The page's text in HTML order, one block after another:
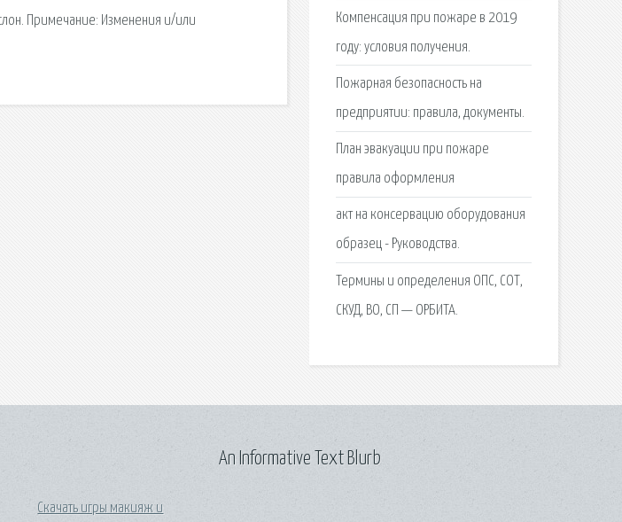
Примечание: Изменения и/или
Компенсация при пожаре в 2019
году: условия получения.
Пожарная безопасность на
предприятии: правила, документы.
План эвакуации при пожаре
правила оформления
акт на консервацию оборудования
образец - Руководства.
Термины и определения ОПС, СОТ,
СКУД, ВО, СП — ОРБИТА.
Скачать игры макияж и
An Informative Text Blurb